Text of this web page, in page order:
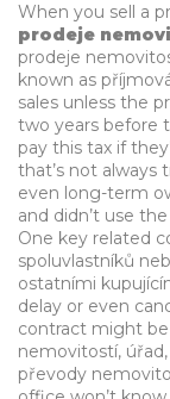
When you sell a
prodeje
prodeje
known as
sales unless the
two years before
pay this tax if
that’s not always
even long-term
and didn’t use
One key related
spoluvlastníků
ostatními
delay or even
contract might
nemovitostí,
převody